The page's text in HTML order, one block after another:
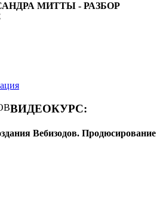
МИТТЫ - РАЗБОР
ВИДЕОКУРС:
Вебизодов. Продюсирование